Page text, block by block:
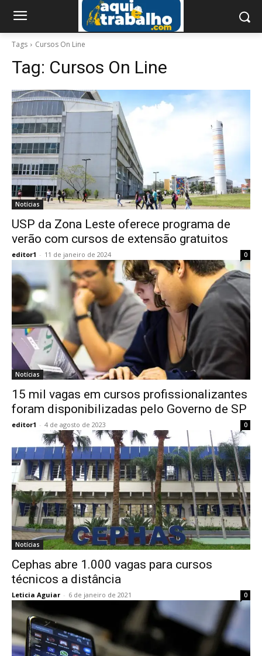
Tags Cursos On Line
Tag: Cursos On Line
Notícias
USP da Zona Leste oferece programa de
verão com cursos de extensão gratuitos
editor1 - 11 de janeiro de 2024 0
Notícias
15 mil vagas em cursos profissionalizantes
foram disponibilizadas pelo Governo de SP
editor1 - 4 de agosto de 2023 0
Notícias
Cephas abre 1.000 vagas para cursos
técnicos a distância
Leticia Aguiar - 6 de janeiro de 2021 0